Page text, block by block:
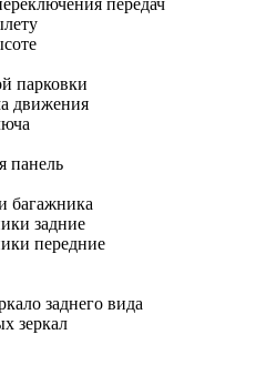
передач
парковки
движения
панель
багажника
задние
передние
заднего вида
зеркал